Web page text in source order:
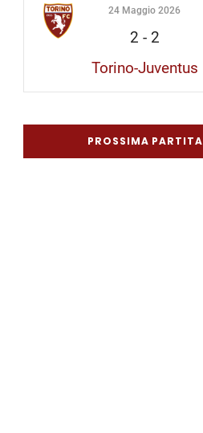
24 Maggio 2026
2 - 2
Torino-Juventus
PROSSIMA PARTITA